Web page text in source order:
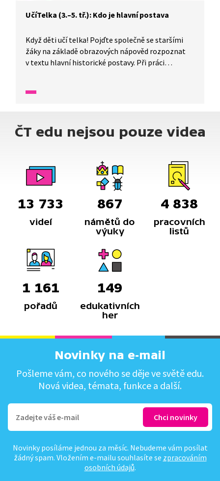
UčíTelka (3.–5. tř.): Kdo je hlavní postava
Když děti učí telka! Pojďte společně se staršími
žáky na základě obrazových nápověd rozpoznat
v textu hlavní historické postavy. Při práci
postav. Dozvíte se, co mají hlavní postavy
ČT edu nejsou pouze videa
13 733
videí
867
námětů do
výuky
4 838
pracovních
listů
1 161
pořadů
149
edukativních
her
Novinky na e-mail
Pošleme vám, co nového se děje ve světě edu.
Nová videa, témata, funkce a další.
Novinky posíláme jednou za měsíc. Nebudeme vám posílat
žádný spam. Vložením e-mailu souhlasíte se zpracováním
osobních údajů.